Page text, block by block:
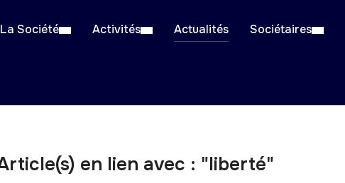
La Société Activités Actualités Sociétaires
en lien avec : "liberté"